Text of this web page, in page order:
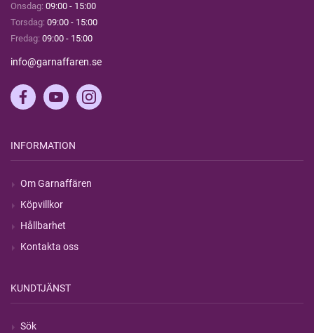
Onsdag: 09:00 - 15:00
Torsdag: 09:00 - 15:00
Fredag: 09:00 - 15:00
info@garnaffaren.se
INFORMATION
Om Garnaffären
Köpvillkor
Hållbarhet
Kontakta oss
KUNDTJÄNST
Sök